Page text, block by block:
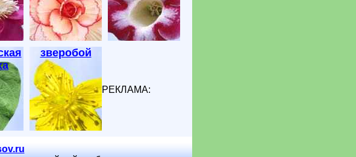
зверобой
РЕКЛАМА: